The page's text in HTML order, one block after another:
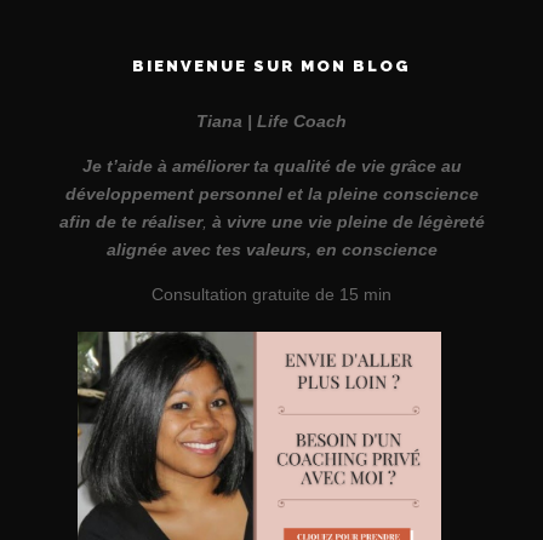
BIENVENUE SUR MON BLOG
Tiana | Life Coach
Je t’aide à améliorer ta qualité de vie grâce au
développement personnel et la pleine conscience
afin de te réaliser, à vivre une vie pleine de légèreté
alignée avec tes valeurs, en conscience
Consultation gratuite de 15 min